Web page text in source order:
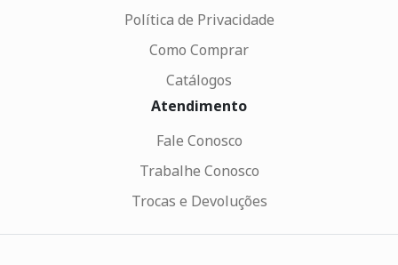
Política de Privacidade
Como Comprar
Catálogos
Atendimento
Fale Conosco
Trabalhe Conosco
Trocas e Devoluções